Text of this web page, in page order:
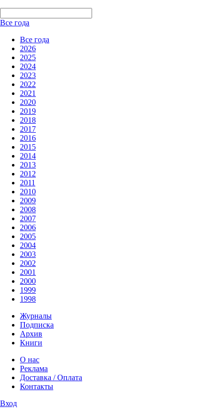
Все года
Все года
2026
2025
2024
2023
2022
2021
2020
2019
2018
2017
2016
2015
2014
2013
2012
2011
2010
2009
2008
2007
2006
2005
2004
2003
2002
2001
2000
1999
1998
Журналы
Подписка
Архив
Книги
О нас
Реклама
Доставка / Оплата
Контакты
Вход